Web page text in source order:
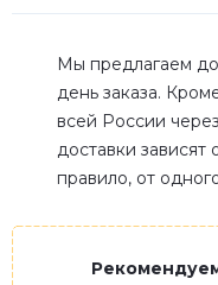
Мы предлагаем
день заказа.
всей России
доставки зависят
правило, от